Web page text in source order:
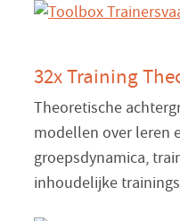
32x Training
Theoretische
modellen over leren
groepsdynamica,
inhoudelijke